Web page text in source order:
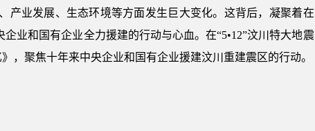
产业发展、生态环境等方面发生巨大变化。这背后，凝聚着在
业和国有企业全力援建的行动与心血。在“5•12”汶川特大地震
，聚焦十年来中央企业和国有企业援建汶川重建震区的行动。